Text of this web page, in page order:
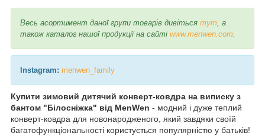
Весь асортимент даної групи товарів дивіться тут, а
також каталог нашої продукції на сайті www.menwen.com.
Instagram: menwen_family
Купити зимовий дитячий конверт-ковдра на виписку з
бантом "Білосніжка" від MenWen - модний і дуже теплий
конверт-ковдра для новонародженого, який завдяки своїй
багатофункціональності користується популярністю у батьків!